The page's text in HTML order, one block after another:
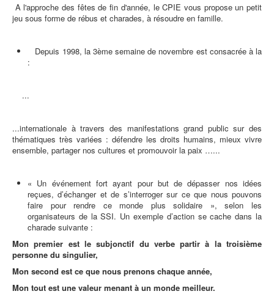
A l'approche des fêtes de fin d'année, le CPIE vous propose un petit
jeu sous forme de rébus et charades, à résoudre en famille.
Depuis 1998, la 3ème semaine de novembre est consacrée à la
:
...
...internationale à travers des manifestations grand public sur des
thématiques très variées : défendre les droits humains, mieux vivre
ensemble, partager nos cultures et promouvoir la paix …...
« Un événement fort ayant pour but de dépasser nos idées
reçues, d’échanger et de s’interroger sur ce que nous pouvons
faire pour rendre ce monde plus solidaire », selon les
organisateurs de la SSI. Un exemple d’action se cache dans la
charade suivante :
Mon premier est le subjonctif du verbe partir à la troisième
personne du singulier,
Mon second est ce que nous prenons chaque année,
Mon tout est une valeur menant à un monde meilleur.